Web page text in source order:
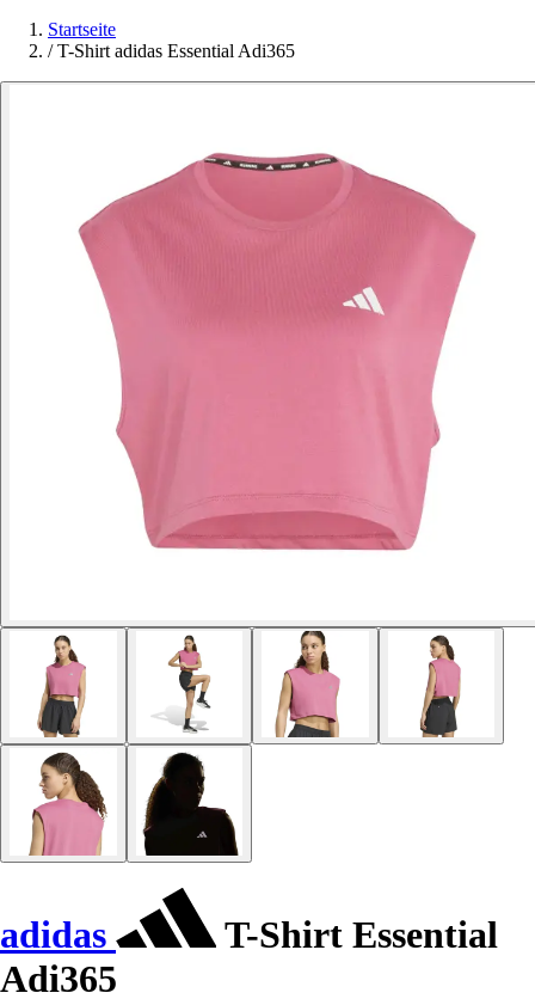
Startseite
/ T-Shirt adidas Essential Adi365
adidas
T-Shirt Essential
Adi365